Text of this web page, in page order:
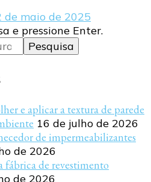
de maio de 2025
e pressione Enter.
e aplicar a textura de parede
16 de julho de 2026
de impermeabilizantes
de 2026
fábrica de revestimento
de 2026